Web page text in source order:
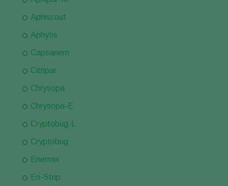
Aphiscout
Aphytis
Capsanem
Citripar
Chrysopa
Chrysopa-E
Cryptobug-L
Cryptobug
Enermix
En-Strip